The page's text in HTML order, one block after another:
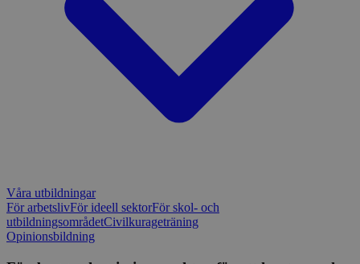
Våra utbildningar
För arbetslivFör ideell sektorFör skol- och
utbildningsområdetCivilkurageträning
Opinionsbildning